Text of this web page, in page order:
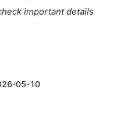
important details
05-10